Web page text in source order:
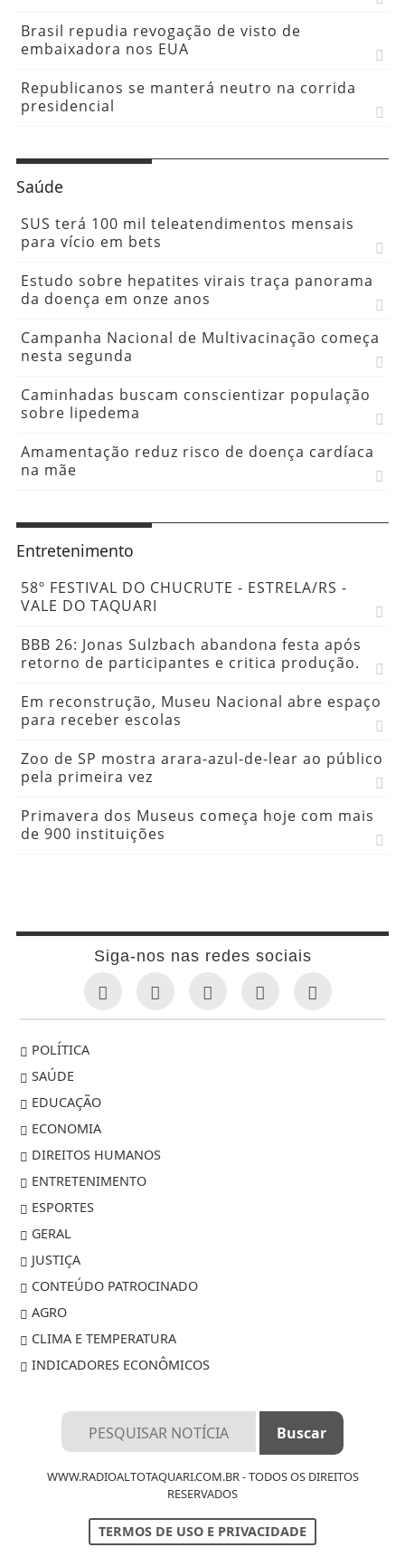
Brasil repudia revogação de visto de
embaixadora nos EUA
Republicanos se manterá neutro na corrida
presidencial
Saúde
SUS terá 100 mil teleatendimentos mensais
para vício em bets
Estudo sobre hepatites virais traça panorama
da doença em onze anos
Campanha Nacional de Multivacinação começa
nesta segunda
Caminhadas buscam conscientizar população
sobre lipedema
Amamentação reduz risco de doença cardíaca
na mãe
Entretenimento
58º FESTIVAL DO CHUCRUTE - ESTRELA/RS -
VALE DO TAQUARI
BBB 26: Jonas Sulzbach abandona festa após
retorno de participantes e critica produção.
Em reconstrução, Museu Nacional abre espaço
para receber escolas
Zoo de SP mostra arara-azul-de-lear ao público
pela primeira vez
Primavera dos Museus começa hoje com mais
de 900 instituições
Siga-nos nas redes sociais
POLÍTICA
SAÚDE
EDUCAÇÃO
ECONOMIA
DIREITOS HUMANOS
ENTRETENIMENTO
ESPORTES
GERAL
JUSTIÇA
CONTEÚDO PATROCINADO
AGRO
CLIMA E TEMPERATURA
INDICADORES ECONÔMICOS
WWW.RADIOALTOTAQUARI.COM.BR - TODOS OS DIREITOS
RESERVADOS
TERMOS DE USO E PRIVACIDADE